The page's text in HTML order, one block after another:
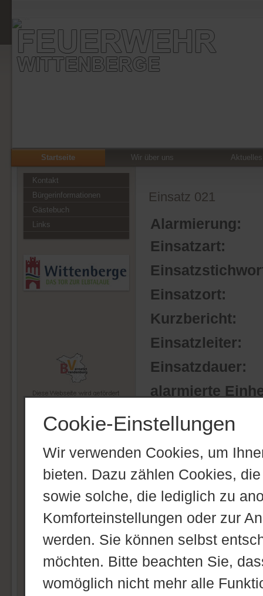
Cookie-Einstellungen
Wir verwenden Cookies, um
bieten. Dazu zählen Cookies,
sowie solche, die lediglich zu
Komforteinstellungen oder zur
werden. Sie können selbst
möchten. Bitte beachten Sie,
womöglich nicht mehr alle
Startseite Wir über uns Aktuelles
Kontakt
Bürgerinformationen
Gästebuch
Links
Einsatz 021
Alarmierung:
Einsatzart:
Einsatzort:
Kurzbericht:
Einsatzleiter:
Einsatzdauer:
alarmierte
Feuerwehr
Feuerwehr
Feuerwehr
Notdienst
Stadtwerke
Summe
Einsatzbericht: